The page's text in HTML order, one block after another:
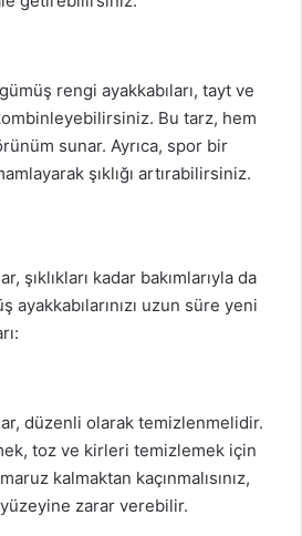
rengi ayakkabıları, tayt ve
Bu tarz, hem
sunar. Ayrıca, spor bir
şıklığı artırabilirsiniz.
şıklıkları kadar bakımlarıyla da
ayakkabılarınızı uzun süre yeni
düzenli olarak temizlenmelidir.
toz ve kirleri temizlemek için
kalmaktan kaçınmalısınız,
zarar verebilir.